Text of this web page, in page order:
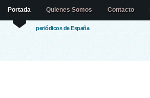
periódicos de España
Portada Quienes Somos Contacto